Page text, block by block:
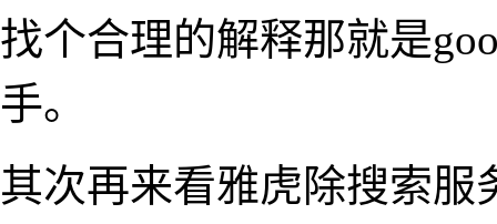
找个合理的解释那就是
手。
其次再来看雅虎除搜索